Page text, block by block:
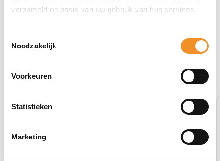
verzameld op basis van uw gebruik van hun services.
Noodzakelijk
Voorkeuren
Statistieken
Marketing